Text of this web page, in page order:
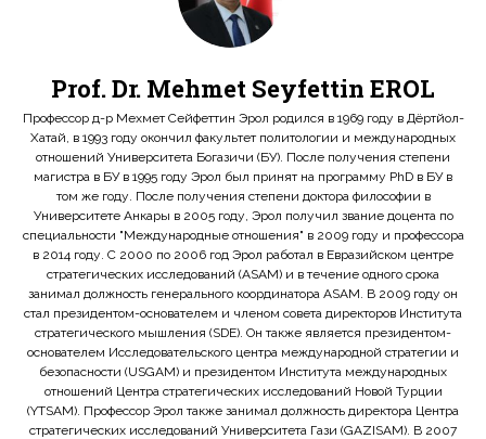
Prof. Dr. Mehmet Seyfettin EROL
Профессор д-р Мехмет Сейфеттин Эрол родился в 1969 году в Дёртйол-
Хатай, в 1993 году окончил факультет политологии и международных
отношений Университета Богазичи (БУ). После получения степени
магистра в БУ в 1995 году Эрол был принят на программу PhD в БУ в
том же году. После получения степени доктора философии в
Университете Анкары в 2005 году, Эрол получил звание доцента по
специальности "Международные отношения" в 2009 году и профессора
в 2014 году. С 2000 по 2006 год Эрол работал в Евразийском центре
стратегических исследований (ASAM) и в течение одного срока
занимал должность генерального координатора ASAM. В 2009 году он
стал президентом-основателем и членом совета директоров Института
стратегического мышления (SDE). Он также является президентом-
основателем Исследовательского центра международной стратегии и
безопасности (USGAM) и президентом Института международных
отношений Центра стратегических исследований Новой Турции
(YTSAM). Профессор Эрол также занимал должность директора Центра
стратегических исследований Университета Гази (GAZISAM). В 2007